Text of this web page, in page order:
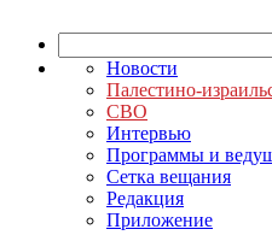
Новости
Палестино-
СВО
Интервью
Программы и
Сетка вещания
Редакция
Приложение